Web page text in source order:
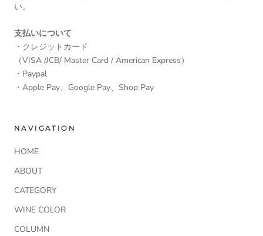
い。
支払いについて
・クレジットカード
（VISA /JCB/ Master Card / American Express）
・Paypal
・Apple Pay、Google Pay、Shop Pay
NAVIGATION
HOME
ABOUT
CATEGORY
WINE COLOR
COLUMN